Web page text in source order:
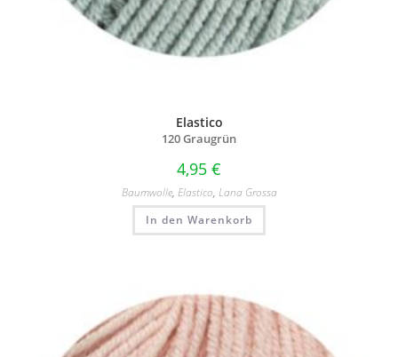
Elastico
120 Graugrün
4,95 €
Baumwolle, Elastico, Lana Grossa
In den Warenkorb